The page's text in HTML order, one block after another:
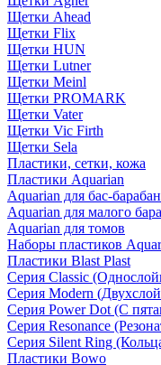
Щетки Ahead
Щетки Flix
Щетки HUN
Щетки Lutner
Щетки Meinl
Щетки PROMARK
Щетки Vater
Щетки Vic Firth
Щетки Sela
Пластики, сетки, кожа
Пластики Aquarian
Aquarian для бас-
Aquarian для малого
Aquarian для томов
Наборы пластиков
Пластики Blast Plast
Серия Classic
Серия Modern
Серия Power Dot (С
Серия Resonance
Серия Silent Ring
Пластики Bowo